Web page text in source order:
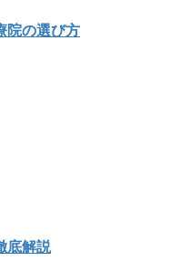
院の選び方
底解説